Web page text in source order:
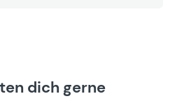
dich gerne